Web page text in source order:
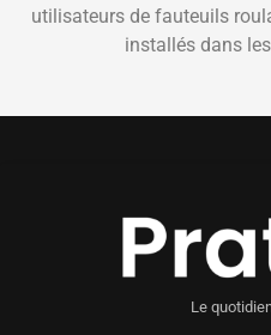
utilisateurs de fauteuils
installés dans
Le